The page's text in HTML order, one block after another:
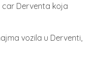
Derventa koja
vozila u Derventi